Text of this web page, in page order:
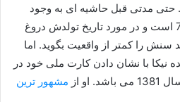
حتی مدتی قبل حاشیه ای به وجود
آمده بود که نیکا متولد دهه 70 است و در مورد تاریخ تولدش دروغ
سنش را کمتر از واقعیت بگوید. اما
نیکا با نشان دادن کارت ملی خود در
از
مشهور ترین